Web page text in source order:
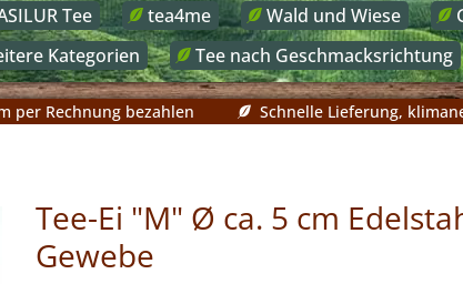
Tee tea4me Wald und Wiese
Kategorien Tee nach Geschmacksrichtung
per Rechnung bezahlen
Schnelle Lieferung,
Tee-Ei "M" Ø ca. 5 cm
Gewebe